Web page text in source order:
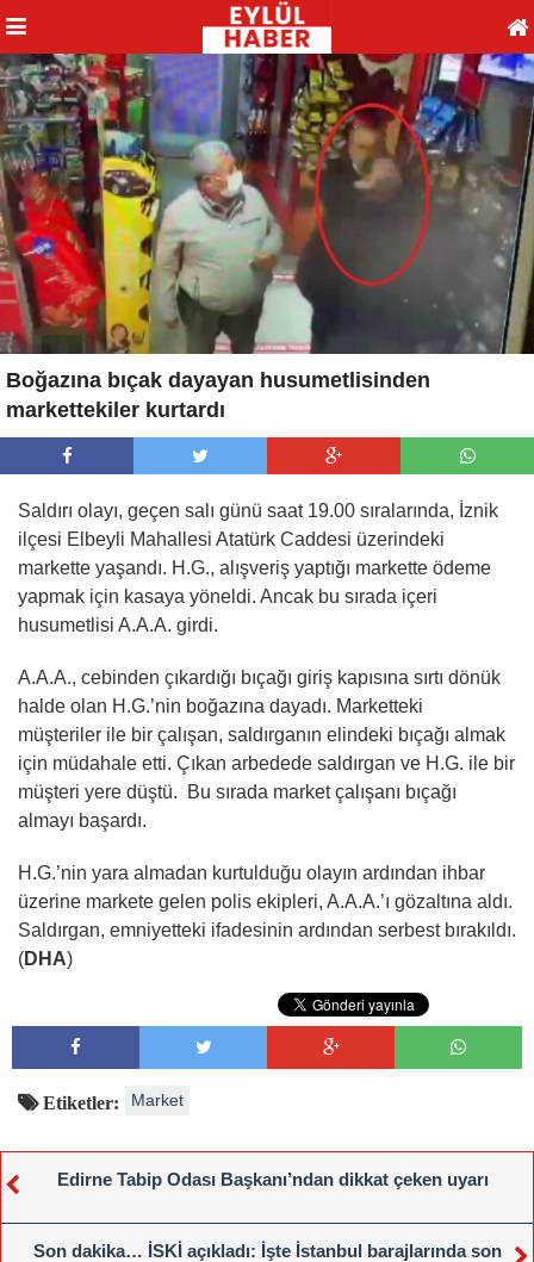
Boğazına bıçak dayayan husumetlisinden
markettekiler kurtardı
Saldırı olayı, geçen salı günü saat 19.00 sıralarında, İznik
ilçesi Elbeyli Mahallesi Atatürk Caddesi üzerindeki
markette yaşandı. H.G., alışveriş yaptığı markette ödeme
yapmak için kasaya yöneldi. Ancak bu sırada içeri
husumetlisi A.A.A. girdi.
A.A.A., cebinden çıkardığı bıçağı giriş kapısına sırtı dönük
halde olan H.G.’nin boğazına dayadı. Marketteki
müşteriler ile bir çalışan, saldırganın elindeki bıçağı almak
için müdahale etti. Çıkan arbedede saldırgan ve H.G. ile bir
müşteri yere düştü. Bu sırada market çalışanı bıçağı
almayı başardı.
H.G.’nin yara almadan kurtulduğu olayın ardından ihbar
üzerine markete gelen polis ekipleri, A.A.A.’ı gözaltına aldı.
Saldırgan, emniyetteki ifadesinin ardından serbest bırakıldı.
(DHA)
Etiketler: Market
Edirne Tabip Odası Başkanı’ndan dikkat çeken uyarı
Son dakika… İSKİ açıkladı: İşte İstanbul barajlarında son